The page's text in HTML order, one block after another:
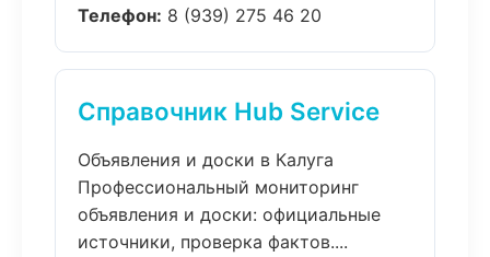
Телефон: 8 (939) 275 46 20
Справочник Hub Service
Объявления и доски в Калуга
Профессиональный мониторинг
объявления и доски: официальные
источники, проверка фактов....